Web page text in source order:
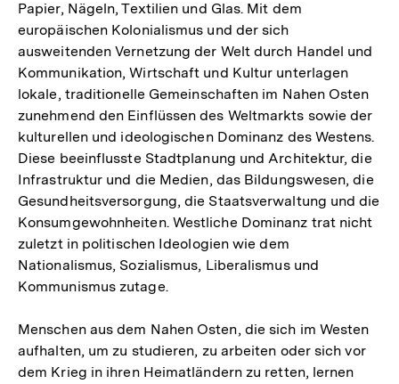
Papier, Nägeln, Textilien und Glas. Mit dem
europäischen Kolonialismus und der sich
ausweitenden Vernetzung der Welt durch Handel und
Kommunikation, Wirtschaft und Kultur unterlagen
lokale, traditionelle Gemeinschaften im Nahen Osten
zunehmend den Einflüssen des Weltmarkts sowie der
kulturellen und ideologischen Dominanz des Westens.
Diese beeinflusste Stadtplanung und Architektur, die
Infrastruktur und die Medien, das Bildungswesen, die
Gesundheitsversorgung, die Staatsverwaltung und die
Konsumgewohnheiten. Westliche Dominanz trat nicht
zuletzt in politischen Ideologien wie dem
Nationalismus, Sozialismus, Liberalismus und
Kommunismus zutage.
Menschen aus dem Nahen Osten, die sich im Westen
aufhalten, um zu studieren, zu arbeiten oder sich vor
dem Krieg in ihren Heimatländern zu retten, lernen